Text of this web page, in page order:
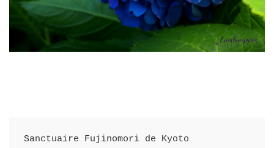
Sanctuaire Fujinomori de Kyoto